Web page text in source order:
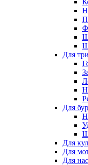
Для
Для
Для
Для
Для